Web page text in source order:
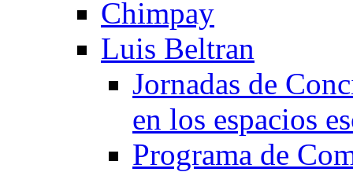
Chimpay
Luis Beltran
Jornadas de
en los espacios
Programa de